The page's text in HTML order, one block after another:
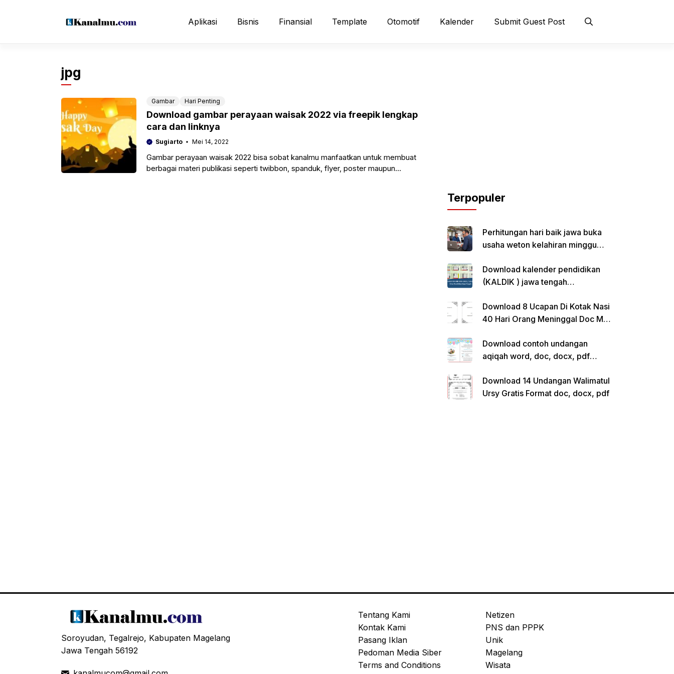
Aplikasi Bisnis Finansial Template Otomotif Kalender Submit Guest Post
jpg
Gambar Hari Penting
Download gambar perayaan waisak 2022 via freepik lengkap
cara dan linknya
Sugiarto Mei 14, 2022
Gambar perayaan waisak 2022 bisa sobat kanalmu manfaatkan untuk membuat
berbagai materi publikasi seperti twibbon, spanduk, flyer, poster maupun
Terpopuler
Perhitungan hari baik jawa buka
usaha weton kelahiran minggu
Download kalender pendidikan
(KALDIK ) jawa tengah
Download 8 Ucapan Di Kotak Nasi
40 Hari Orang Meninggal Doc Ms.
Download contoh undangan
aqiqah word, doc, docx, pdf
Download 14 Undangan Walimatul
Ursy Gratis Format doc, docx, pdf
Soroyudan, Tegalrejo, Kabupaten Magelang
Jawa Tengah 56192
Tentang Kami
Kontak Kami
Pasang Iklan
Pedoman Media Siber
Terms and Conditions
Netizen
PNS dan PPPK
Unik
Magelang
Wisata